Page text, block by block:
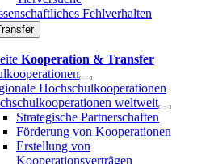
Fehlverhalten
Kooperation & Transfer
Hochschulkooperationen
weltweit
Strategische Partnerschaften
Förderung von Kooperationen
Erstellung von
Kooperationsverträgen